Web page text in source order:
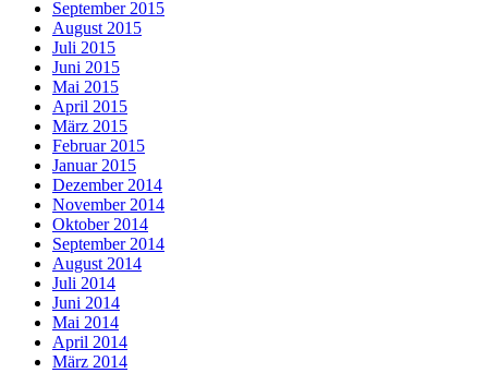
September 2015
August 2015
Juli 2015
Juni 2015
Mai 2015
April 2015
März 2015
Februar 2015
Januar 2015
Dezember 2014
November 2014
Oktober 2014
September 2014
August 2014
Juli 2014
Juni 2014
Mai 2014
April 2014
März 2014